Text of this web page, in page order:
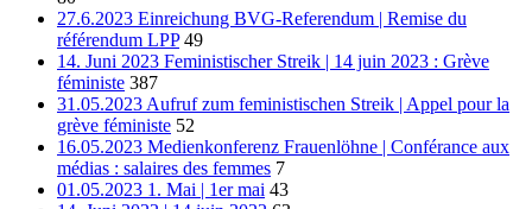
27.6.2023 Einreichung BVG-Referendum | Remise du
référendum LPP 49
14. Juni 2023 Feministischer Streik | 14 juin 2023 : Grève
féministe 387
31.05.2023 Aufruf zum feministischen Streik | Appel pour la
grève féministe 52
16.05.2023 Medienkonferenz Frauenlöhne | Conférance aux
médias : salaires des femmes 7
01.05.2023 1. Mai | 1er mai 43